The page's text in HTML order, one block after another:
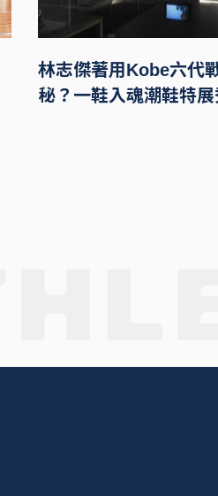
林志傑著用Kobe六代
秘？一鞋入魂潮鞋特